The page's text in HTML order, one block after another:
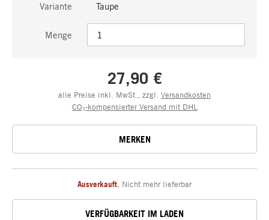
Variante Taupe
Menge
27,90 €
alle Preise inkl. MwSt., zzgl. Versandkosten
CO₂-kompensierter Versand mit DHL
MERKEN
Ausverkauft Nicht mehr lieferbar
VERFÜGBARKEIT IM LADEN